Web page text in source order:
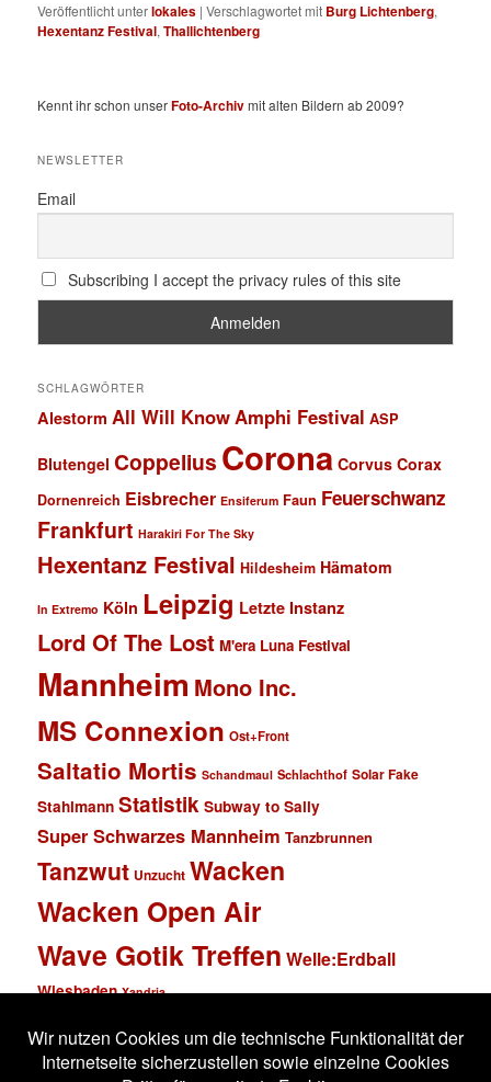
Veröffentlicht unterlokales |Verschlagwortet mit Burg Lichtenberg,
Hexentanz Festival,Thallichtenberg
Kennt ihr schon unserFoto-Archivmit alten Bildern ab 2009?
NEWSLETTER
Email
Subscribing I accept the privacy rules of this site
SCHLAGWÖRTER
Alestorm All Will KnowAmphi Festival ASP
Blutengel Coppelius Corona Corvus Corax
Dornenreich Eisbrecher Ensiferum Faun Feuerschwanz
Frankfurt Harakiri For The Sky
Hexentanz Festival Hildesheim Hämatom
In Extremo Köln Leipzig Letzte Instanz
Lord Of The Lost M'era Luna Festival
Mannheim Mono Inc.
MS Connexion Ost+Front
Saltatio Mortis Schandmaul Schlachthof Solar Fake
Stahlmann Statistik Subway to Sally
Super Schwarzes Mannheim Tanzbrunnen
Tanzwut Unzucht Wacken
Wacken Open Air
Wave Gotik Treffen Welle:Erdball
Wiesbaden Xandria
Impressum